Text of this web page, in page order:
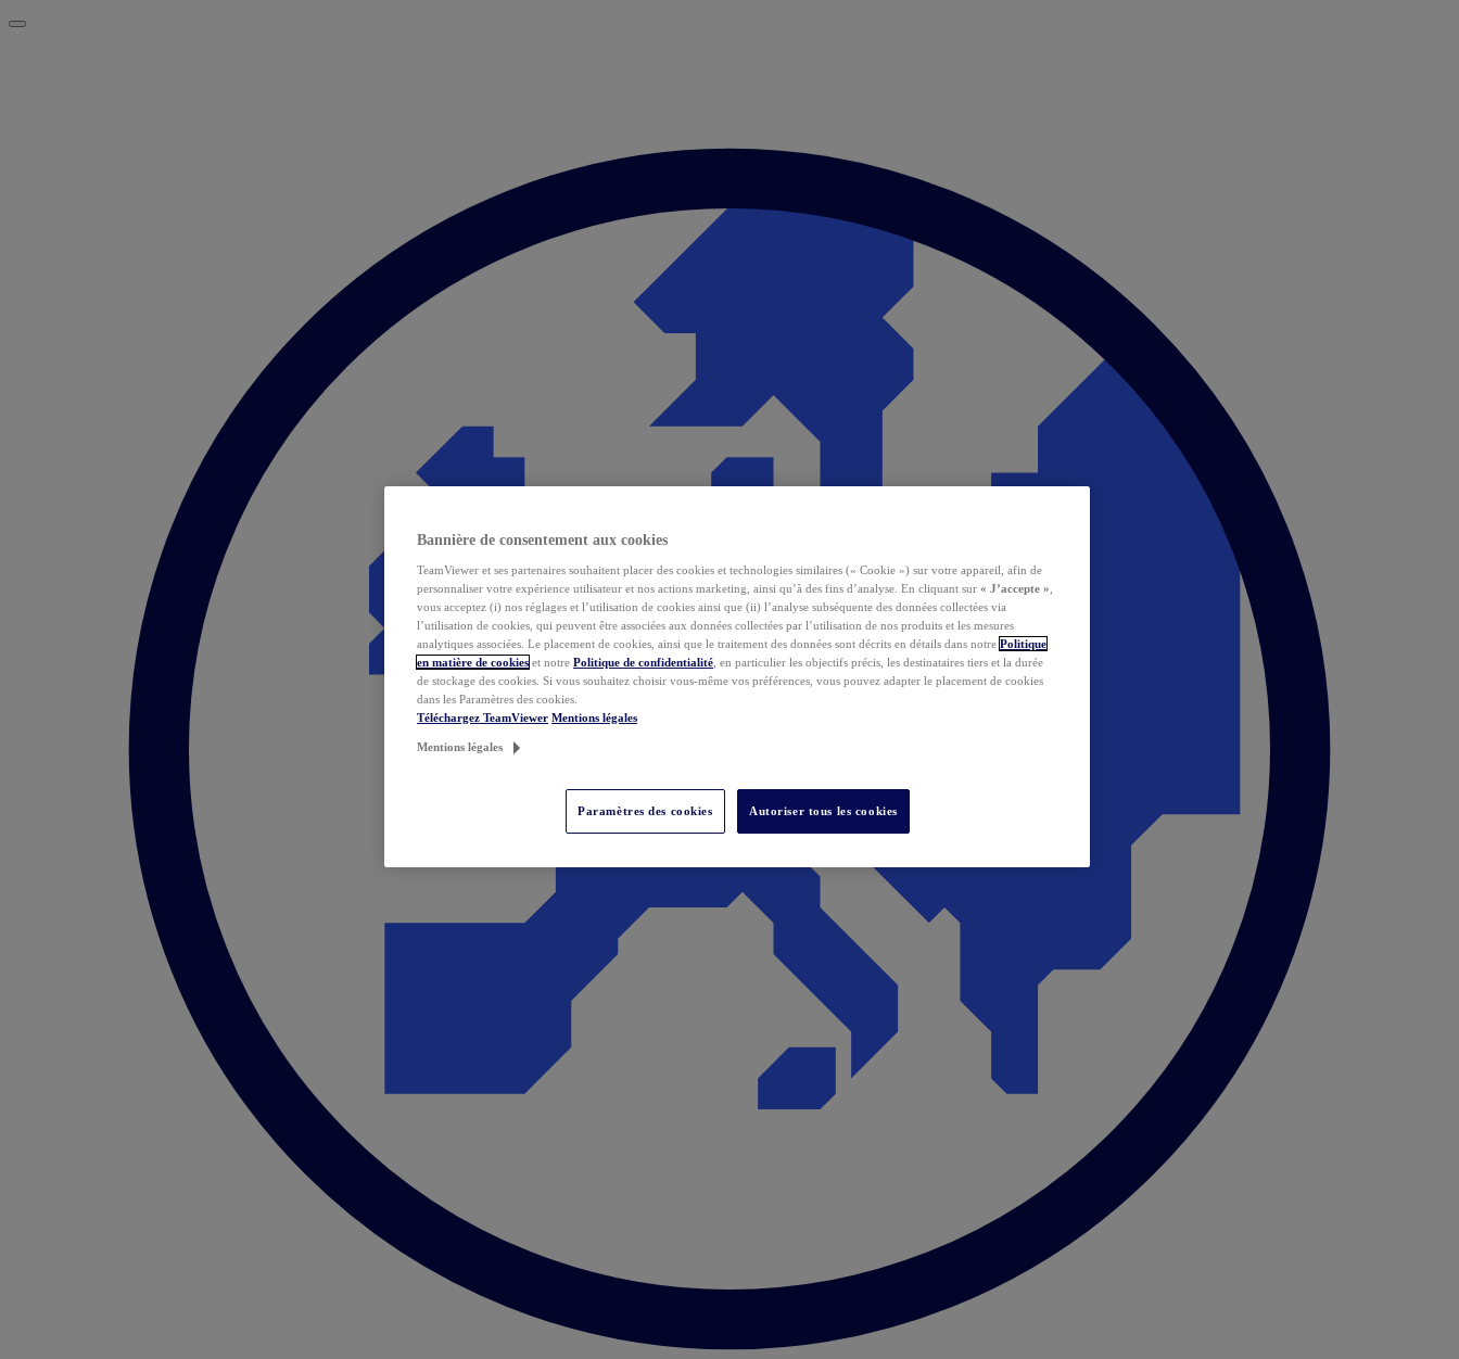
Bannière de consentement aux cookies
TeamViewer et ses partenaires souhaitent placer des cookies et technologies similaires (« Cookie ») sur votre appareil, afin de
personnaliser votre expérience utilisateur et nos actions marketing, ainsi qu’à des fins d’analyse. En cliquant sur « J’accepte »
vous acceptez (i) nos réglages et l’utilisation de cookies ainsi que (ii) l’analyse subséquente des données collectées via
l’utilisation de cookies, qui peuvent être associées aux données collectées par l’utilisation de nos produits et les mesures
analytiques associées. Le placement de cookies, ainsi que le traitement des données sont décrits en détails dans notre Politique
en matière de cookies et notre Politique de confidentialité , en particulier les objectifs précis, les destinataires tiers et la durée
de stockage des cookies. Si vous souhaitez choisir vous-même vos préférences, vous pouvez adapter le placement de cookies
dans les Paramètres des cookies.
Téléchargez TeamViewer Mentions légales
Mentions légales
Paramètres des cookies Autoriser tous les cookies